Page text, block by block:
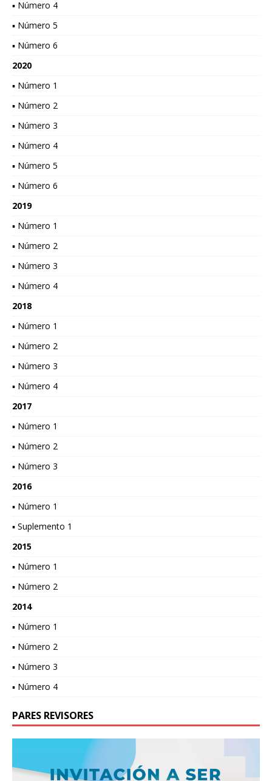
▪ Número 4
▪ Número 5
▪ Número 6
2020
▪ Número 1
▪ Número 2
▪ Número 3
▪ Número 4
▪ Número 5
▪ Número 6
2019
▪ Número 1
▪ Número 2
▪ Número 3
▪ Número 4
2018
▪ Número 1
▪ Número 2
▪ Número 3
▪ Número 4
2017
▪ Número 1
▪ Número 2
▪ Número 3
2016
▪ Número 1
▪ Suplemento 1
2015
▪ Número 1
▪ Número 2
2014
▪ Número 1
▪ Número 2
▪ Número 3
▪ Número 4
PARES REVISORES